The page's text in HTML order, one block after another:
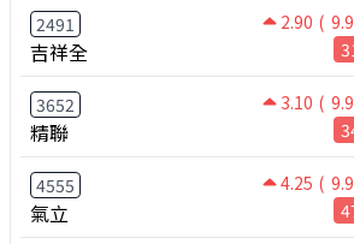
2491 2.90 (
吉祥全
3652 3.10 (
精聯
4555 4.25 (
氣立